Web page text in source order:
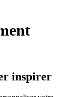
inspirer